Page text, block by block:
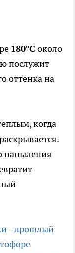
180°C около
послужит
оттенка на
когда
напыления
- прошлый